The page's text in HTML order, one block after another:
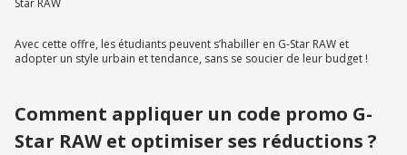
Star RAW
Avec cette offre, les étudiants peuvent s’habiller en G-Star RAW et
adopter un style urbain et tendance, sans se soucier de leur budget !
Comment appliquer un code promo G-
Star RAW et optimiser ses réductions ?